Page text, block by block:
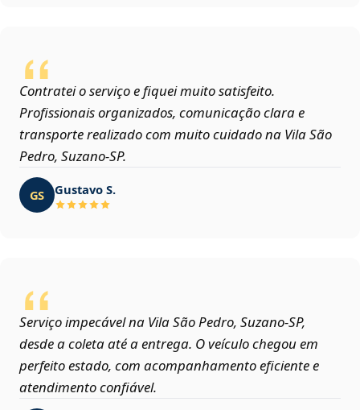
Contratei o serviço e fiquei muito satisfeito.
Profissionais organizados, comunicação clara e
transporte realizado com muito cuidado na Vila São
Pedro, Suzano‑SP.
GS Gustavo S.
Serviço impecável na Vila São Pedro, Suzano‑SP,
desde a coleta até a entrega. O veículo chegou em
perfeito estado, com acompanhamento eficiente e
atendimento confiável.